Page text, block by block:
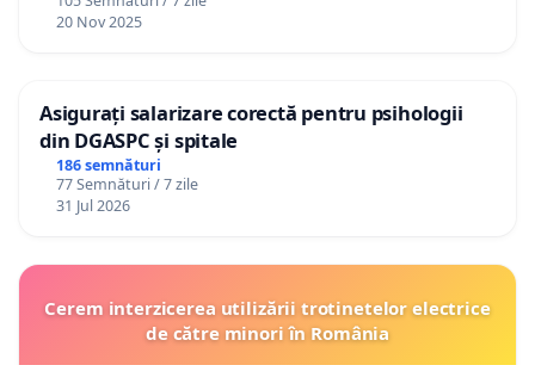
20 Nov 2025
Asigurați salarizare corectă pentru psihologii
din DGASPC și spitale
186 semnături
77 Semnături / 7 zile
31 Jul 2026
Cerem interzicerea utilizării trotinetelor electrice
de către minori în România